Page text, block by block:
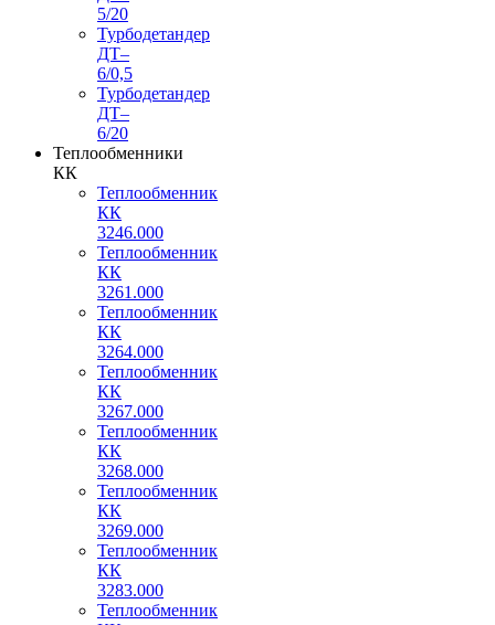
5/20
Турбодетандер
ДТ–
6/0,5
Турбодетандер
ДТ–
6/20
Теплообменники
КК
Теплообменник
КК
3246.000
Теплообменник
КК
3261.000
Теплообменник
КК
3264.000
Теплообменник
КК
3267.000
Теплообменник
КК
3268.000
Теплообменник
КК
3269.000
Теплообменник
КК
3283.000
Теплообменник